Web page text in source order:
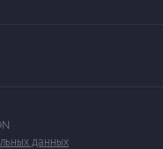
данных